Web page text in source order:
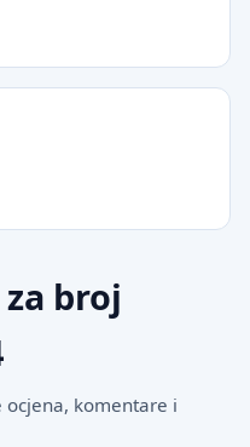
broj
ocjena, komentare i